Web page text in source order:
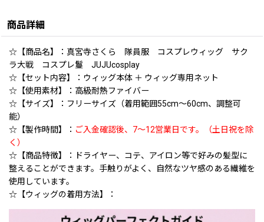
商品詳細
☆【商品名】：真宮寺さくら 隊員服 コスプレウィッグ サク
ラ大戦 コスプレ鬘 JUJUcosplay
☆【セット内容】：ウィッグ本体 ＋ ウィッグ専用ネット
☆【使用素材】：高級耐熱ファイバー
☆【サイズ】：フリーサイズ（着用範囲55cm〜60cm、調整可
能）
☆【製作時間】： ご入金確認後、7〜12営業日です。（土日祝を除
く）
☆【商品特徴】：ドライヤー、コテ、アイロン等で好みの髪型に
整えることができます。手触りがよく、自然なツヤ感のある繊維を
使用しています。
☆【ウィッグの着用方法】：